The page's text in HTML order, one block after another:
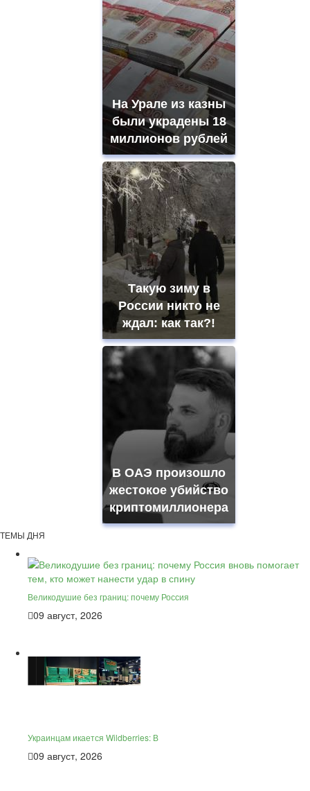
На Урале из казны
были украдены 18
миллионов рублей
Такую зиму в
России никто не
ждал: как так?!
В ОАЭ произошло
жестокое убийство
криптомиллионера
ТЕМЫ ДНЯ
Великодушие без границ: почему Россия
09 август, 2026
Украинцам икается Wildberries: В
09 август, 2026